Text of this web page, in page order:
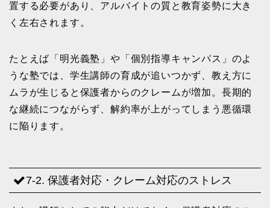
置する必要があり、アルバイトの質と教育姿勢に大き
く左右されます。
たとえば「明光義塾」や「個別指導キャンパス」のよ
うな塾では、学生講師の育成が追いつかず、教え方に
ムラが生じると保護者からのクレームが増加。長期的
な継続につながらず、解約率が上がってしまう悪循環
に陥ります。
7-2. 保護者対応・クレーム対応のストレス